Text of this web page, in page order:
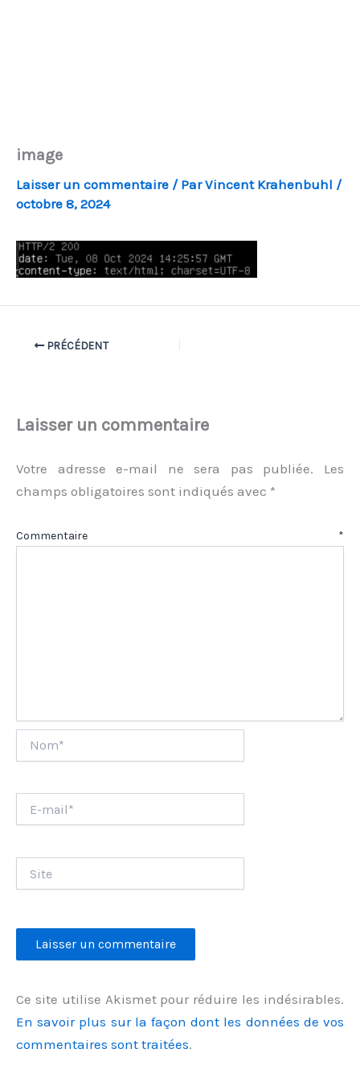
image
Laisser un commentaire / ParVincent Krahenbuhl /
octobre 8, 2024
PRÉCÉDENT
Laisser un commentaire
Votre adresse e-mail ne sera pas publiée.
Les
champs obligatoires sont indiqués avec *
Commentaire *
mail*
Ce site utilise Akismet pour réduire les indésirables.
En savoir plus sur la façon dont les données de vos
commentaires sont traitées.